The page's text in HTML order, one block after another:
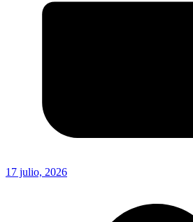
17 julio, 2026